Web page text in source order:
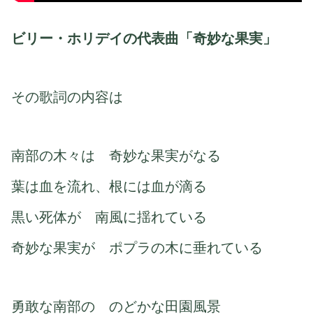
ビリー・ホリデイの代表曲「奇妙な果実」
その歌詞の内容は
南部の木々は 奇妙な果実がなる
葉は血を流れ、根には血が滴る
黒い死体が 南風に揺れている
奇妙な果実が ポプラの木に垂れている
勇敢な南部の のどかな田園風景